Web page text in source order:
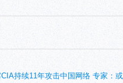
CIA持续11年攻击中国网络 专家：